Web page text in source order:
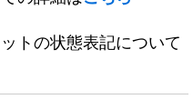
トの状態表記について